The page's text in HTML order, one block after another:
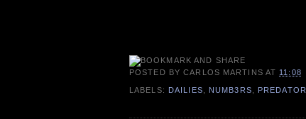
POSTED BYCARLOS MARTINS AT 11:08
LABELS: DAILIES NUMB3RS PREDATOR